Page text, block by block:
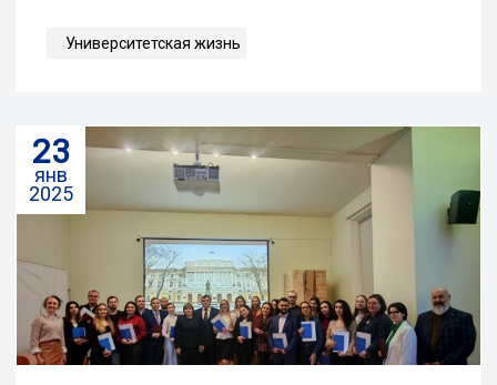
Университетская жизнь
23
янв
2025